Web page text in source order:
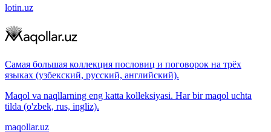
lotin.uz
Самая большая коллекция пословиц и поговорок на трёх
языках (узбекский, русский, английский).
Maqol va naqllarning eng katta kolleksiyasi. Har bir maqol uchta
tilda (o'zbek, rus, ingliz).
maqollar.uz